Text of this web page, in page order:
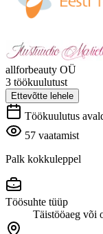
allforbeauty OÜ
3 töökuulutust
Ettevõtte lehele
Töökuulutus
57 vaatamist
Palk kokkuleppel
Töösuhte tüüp
Täistööaeg või